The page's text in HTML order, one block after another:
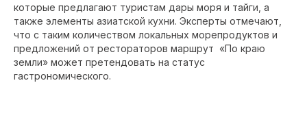
которые предлагают туристам дары моря и тайги, а
также элементы азиатской кухни. Эксперты отмечают,
что с таким количеством локальных морепродуктов и
предложений от рестораторов маршрут «По краю
земли» может претендовать на статус
гастрономического.